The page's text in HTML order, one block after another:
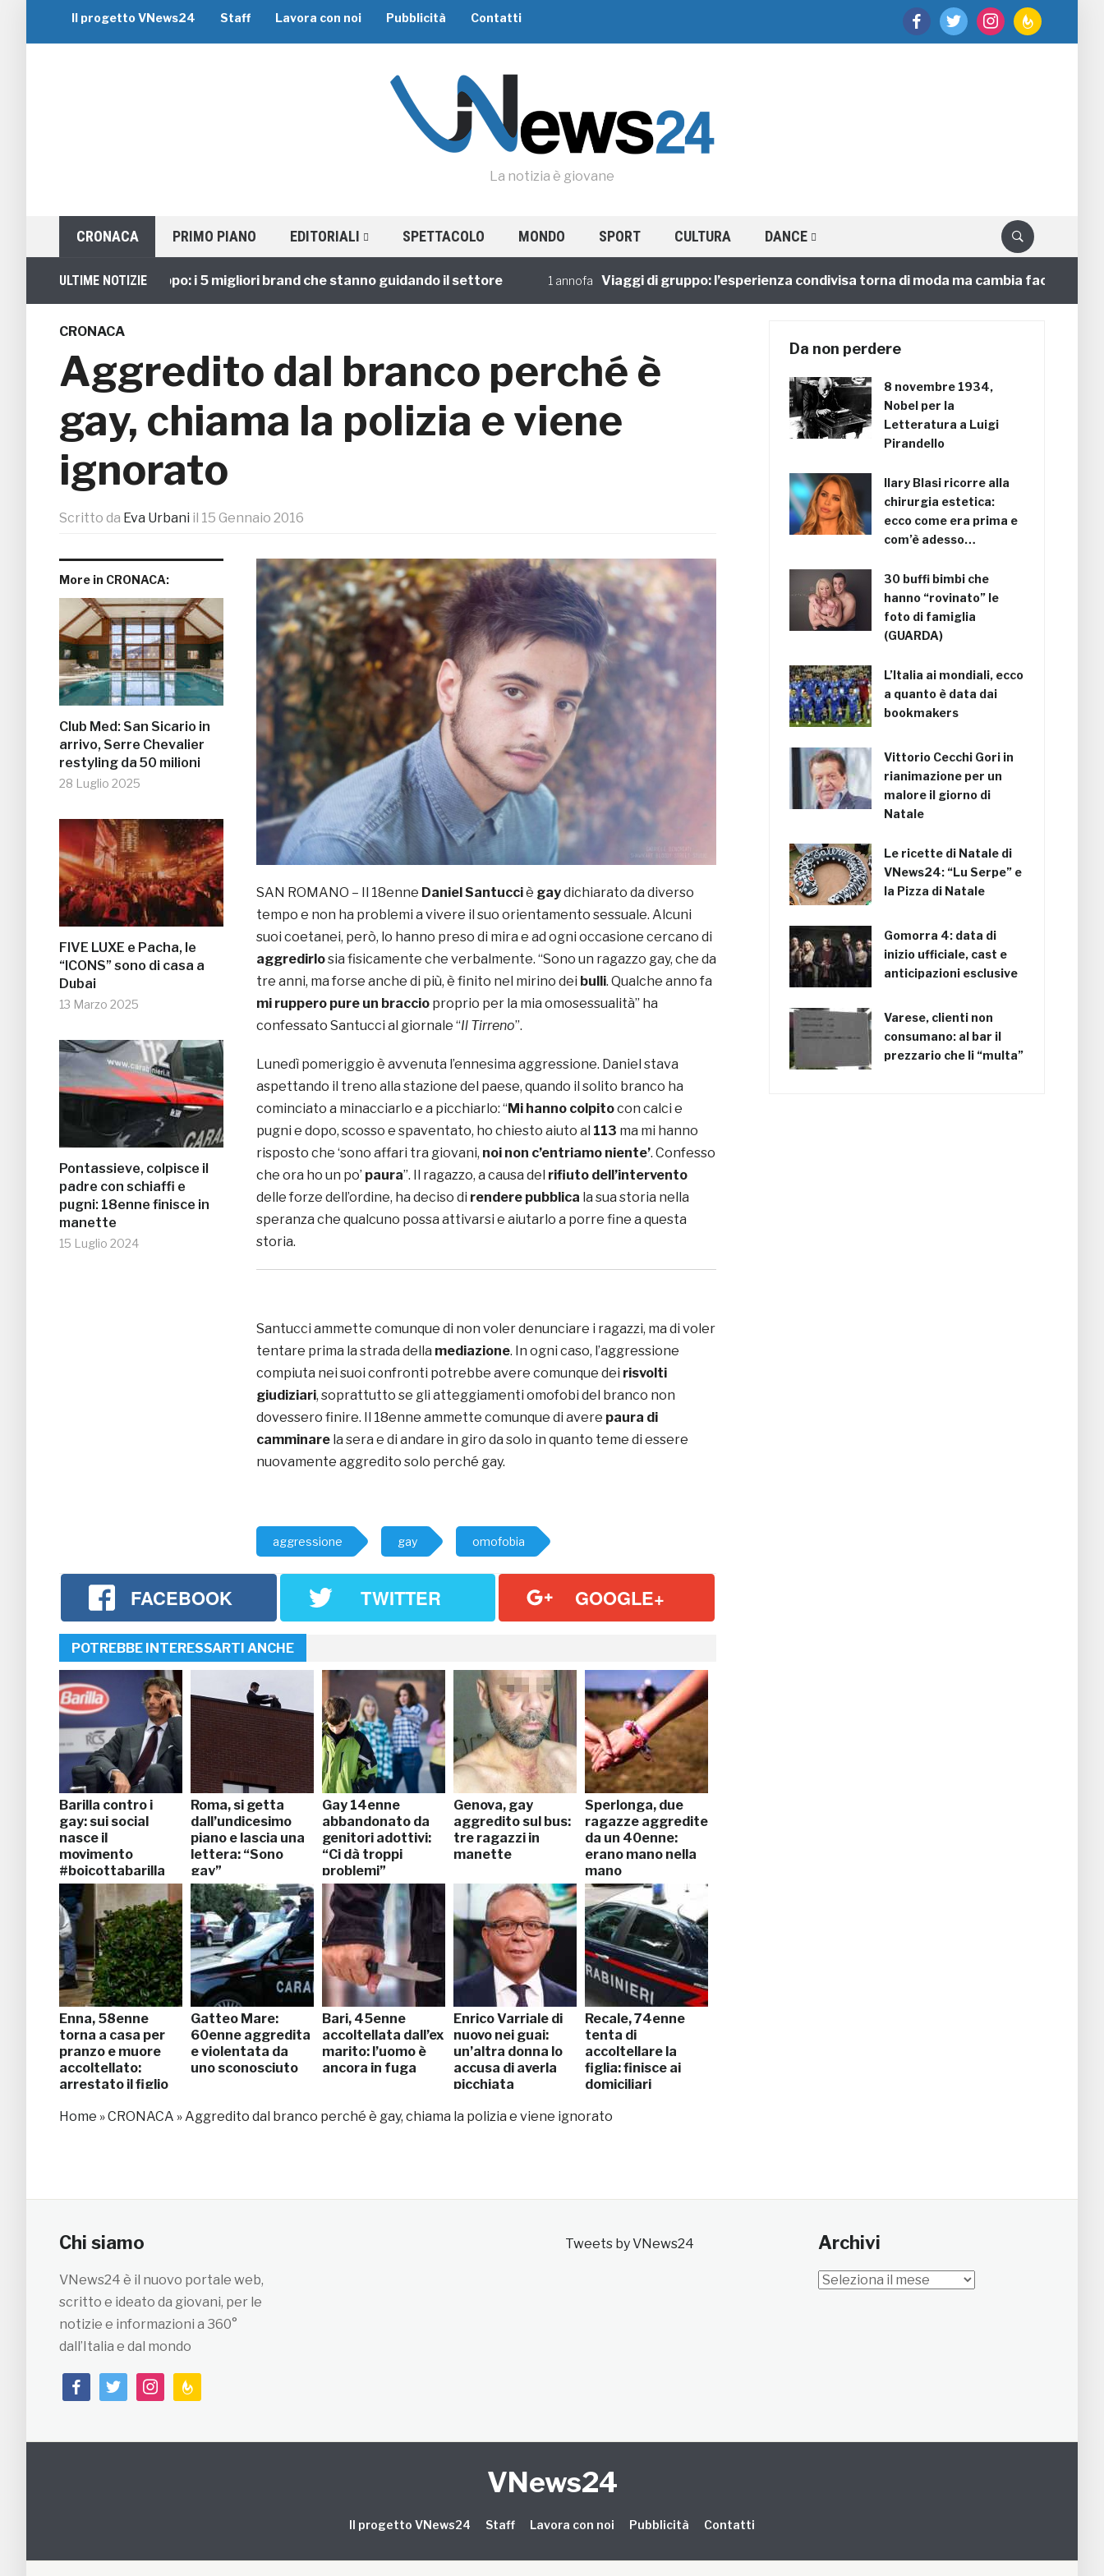
facebooktwitter instagramfeedburner
Il progetto VNews24 Staff Lavora con noi Pubblicità Contatti
La notizia è giovane
CRONACA PRIMO PIANO EDITORIALI SPETTACOLO MONDO SPORT CULTURA DANCE
ULTIME NOTIZIE
Viaggi di Gruppo: i 5 migliori brand che stanno guidando il settore 1 annofa Viaggi di gruppo: l’esperienza condivisa torna di moda ma cambia faccia
CRONACA
Aggredito dal branco perché è
gay, chiama la polizia e viene
ignorato
Scritto da Eva Urbani il 15 Gennaio 2016
More in CRONACA:
Club Med: San Sicario in
arrivo, Serre Chevalier
restyling da 50 milioni
28 Luglio 2025
FIVE LUXE e Pacha, le
“ICONS” sono di casa a
Dubai
13 Marzo 2025
Pontassieve, colpisce il
padre con schiaffi e
pugni: 18enne finisce in
manette
15 Luglio 2024
SAN ROMANO – Il 18enne Daniel Santucciè gaydichiarato da diverso
tempo e non ha problemi a vivere il suo orientamento sessuale. Alcuni
suoi coetanei, però, lo hanno preso di mira e ad ogni occasione cercano di
aggredirlosia fisicamente che verbalmente. “Sono un ragazzo gay, che da
tre anni, ma forse anche di più, è finito nel mirino dei bulli. Qualche anno fa
mi ruppero pure un braccio proprio per la mia omosessualità” ha
confessato Santucci al giornale “Il Tirreno”.
Lunedì pomeriggio è avvenuta l’ennesima aggressione. Daniel stava
aspettando il treno alla stazione del paese, quando il solito branco ha
cominciato a minacciarlo e a picchiarlo: “Mi hanno colpitocon calci e
pugni e dopo, scosso e spaventato, ho chiesto aiuto al 113 ma mi hanno
risposto che ‘sono affari tra giovani, noi non c’entriamo niente’. Confesso
che ora ho un po’ paura”. Il ragazzo, a causa del rifiuto dell’intervento
delle forze dell’ordine, ha deciso di rendere pubblica la sua storia nella
speranza che qualcuno possa attivarsi e aiutarlo a porre fine a questa
storia.
Santucci ammette comunque di non voler denunciare i ragazzi, ma di voler
tentare prima la strada della mediazione. In ogni caso, l’aggressione
compiuta nei suoi confronti potrebbe avere comunque dei risvolti
giudiziari, soprattutto se gli atteggiamenti omofobi del branco non
dovessero finire. Il 18enne ammette comunque di avere paura di
camminare la sera e di andare in giro da solo in quanto teme di essere
nuovamente aggredito solo perché gay.
aggressione gay omofobia
FACEBOOK TWITTER GOOGLE+
POTREBBE INTERESSARTI ANCHE
Barilla contro i
gay: sui social
nasce il
movimento
#boicottabarilla
Roma, si getta
dall’undicesimo
piano e lascia una
lettera: “Sono
gay”
Gay 14enne
abbandonato da
genitori adottivi:
“Ci dà troppi
problemi”
Genova, gay
aggredito sul bus:
tre ragazzi in
manette
Sperlonga, due
ragazze aggredite
da un 40enne:
erano mano nella
mano
Enna, 58enne
torna a casa per
pranzo e muore
accoltellato:
arrestato il figlio
Gatteo Mare:
60enne aggredita
e violentata da
uno sconosciuto
Bari, 45enne
accoltellata dall’ex
marito: l’uomo è
ancora in fuga
Enrico Varriale di
nuovo nei guai:
un’altra donna lo
accusa di averla
picchiata
Recale, 74enne
tenta di
accoltellare la
figlia: finisce ai
domiciliari
Home »CRONACA »Aggredito dal branco perché è gay, chiama la polizia e viene ignorato
Da non perdere
8 novembre 1934,
Nobel per la
Letteratura a Luigi
Pirandello
Ilary Blasi ricorre alla
chirurgia estetica:
ecco come era prima e
com’è adesso…
30 buffi bimbi che
hanno “rovinato” le
foto di famiglia
(GUARDA)
L’Italia ai mondiali, ecco
a quanto è data dai
bookmakers
Vittorio Cecchi Gori in
rianimazione per un
malore il giorno di
Natale
Le ricette di Natale di
VNews24: “Lu Serpe” e
la Pizza di Natale
Gomorra 4: data di
inizio ufficiale, cast e
anticipazioni esclusive
Varese, clienti non
consumano: al bar il
prezzario che li “multa”
Chi siamo
VNews24 è il nuovo portale web,
scritto e ideato da giovani, per le
notizie e informazioni a 360°
dall’Italia e dal mondo
facebooktwitterinstagramfeedburner
Tweets by VNews24 Archivi
Archivi
VNews24
Il progetto VNews24 Staff Lavora con noi Pubblicità Contatti